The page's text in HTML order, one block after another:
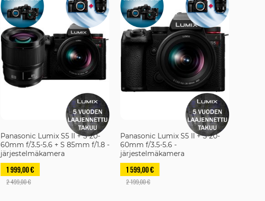
Panasonic Lumix S5 II + S 20-
60mm f/3.5-5.6 + S 85mm f/1.8 -
järjestelmäkamera
1 999,00 €
2 499,00 €
Panasonic Lumix S5 II + S 20-
60mm f/3.5-5.6 -
järjestelmäkamera
1 599,00 €
2 199,00 €